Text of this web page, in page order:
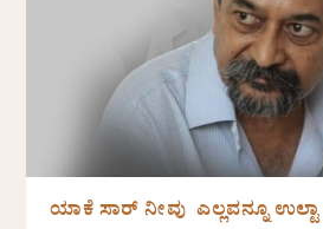
ಯಾಕೆ ಸಾರ್ ನೀವು ಎಲ್ಲವನ್ನೂ